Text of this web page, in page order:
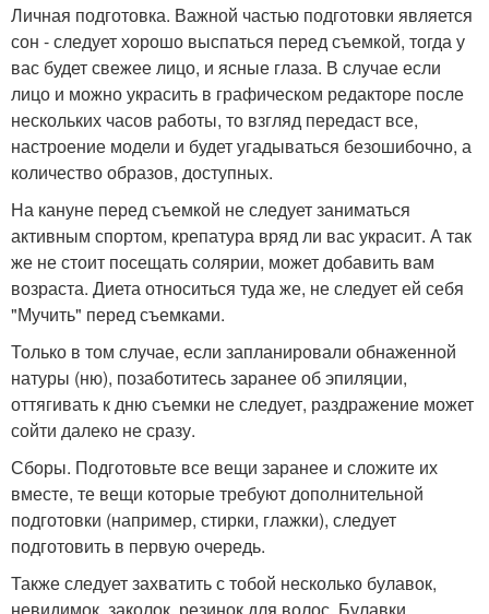
Личная подготовка. Важной частью подготовки является
сон - следует хорошо выспаться перед съемкой, тогда у
вас будет свежее лицо, и ясные глаза. В случае если
лицо и можно украсить в графическом редакторе после
нескольких часов работы, то взгляд передаст все,
настроение модели и будет угадываться безошибочно, а
количество образов, доступных.
На кануне перед съемкой не следует заниматься
активным спортом, крепатура вряд ли вас украсит. А так
же не стоит посещать солярии, может добавить вам
возраста. Диета относиться туда же, не следует ей себя
"Мучить" перед съемками.
Только в том случае, если запланировали обнаженной
натуры (ню), позаботитесь заранее об эпиляции,
оттягивать к дню съемки не следует, раздражение может
сойти далеко не сразу.
Сборы. Подготовьте все вещи заранее и сложите их
вместе, те вещи которые требуют дополнительной
подготовки (например, стирки, глажки), следует
подготовить в первую очередь.
Также следует захватить с тобой несколько булавок,